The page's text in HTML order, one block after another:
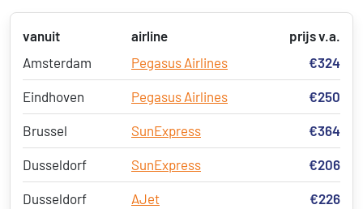
vanuit airline
prijs v.a.
Amsterdam
Pegasus Airlines €324
Eindhoven Pegasus Airlines €250
Brussel SunExpress €364
Dusseldorf SunExpress €206
Dusseldorf AJet €226